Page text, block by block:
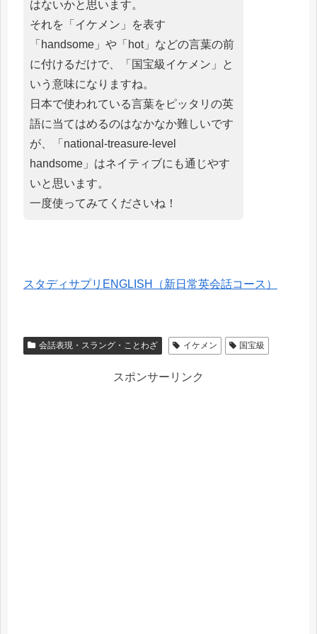
はないかと思います。
それを「イケメン」を表す
「handsome」や「hot」などの言葉の前
に付けるだけで、「国宝級イケメン」と
いう意味になりますね。
日本で使われている言葉をピッタリの英
語に当てはめるのはなかなか難しいです
が、「national-treasure-level
handsome」はネイティブにも通じやす
いと思います。
一度使ってみてくださいね！
スタディサプリENGLISH（新日常英会話コース）
会話表現・スラング・ことわざ イケメン 国宝級
スポンサーリンク